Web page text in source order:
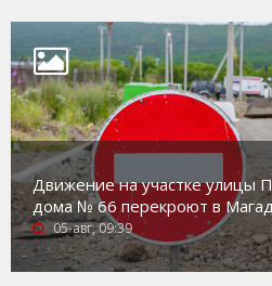
Движение на участке улицы
дома № 66 перекроют в
05-авг, 09:39